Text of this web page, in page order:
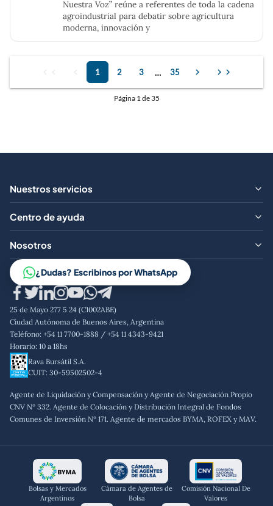
Nuestra Voz” reúne a referentes de toda la cadena
agroindustrial para debatir sobre agricultura
moderna, innovación y
1 2 3 … 35 chevron_right chevron_right chevron_right
Página 1de 35
Nuestros servicios
¿Qué ofrecemos?
Aranceles
Centro de ayuda
Preguntas frecuentes
Contacto
Nosotros
Trabajá con nosotros
Aviso legal
Código de conducta
Política de privacidad
¿Dudas? Escribinos por WhatsApp
25 de Mayo 277 5 24 (C1002ABE)
Ciudad Autónoma de Buenos Aires, Argentina
Teléfono: +54 11 7700-1888 / +54 11 4343-9421
Horario: 10 a 18hs
Rava Bursátil S.A.
CUIT: 30-59502502-4
Agente de Liquidación y Compensación y Agente de Negociación Propio
CNV Nº 332. Agente de Colocación y Distribución Integral de Fondos
Comunes de Inversión Nº 171. Agente de mercados BYMA, ROFEX y MAV.
Bolsas y Mercados
Argentinos
Cámara de Agentes de
Bolsa
Comisión Nacional De
Valores